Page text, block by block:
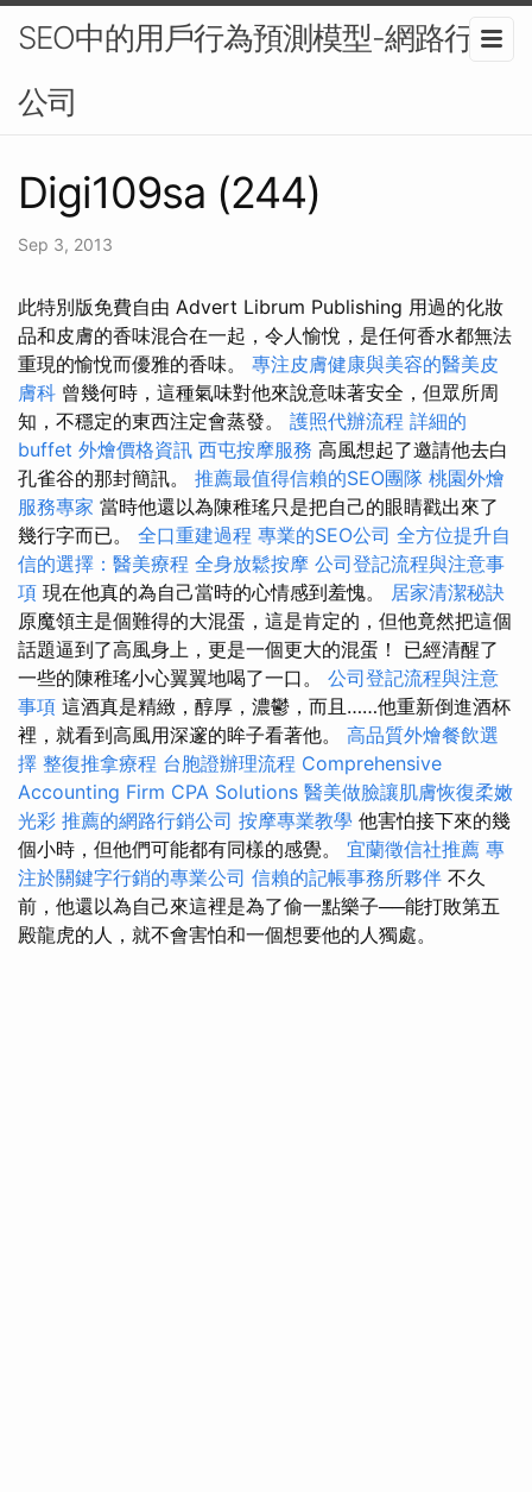
SEO中的用戶行為預測模型-網路行銷
公司
Digi109sa (244)
Sep 3, 2013
此特別版免費自由 Advert Librum Publishing 用過的化妝
品和皮膚的香味混合在一起，令人愉悅，是任何香水都無法
重現的愉悅而優雅的香味。 專注皮膚健康與美容的醫美皮
膚科 曾幾何時，這種氣味對他來說意味著安全，但眾所周
知，不穩定的東西注定會蒸發。 護照代辦流程 詳細的
buffet 外燴價格資訊 西屯按摩服務 高風想起了邀請他去白
孔雀谷的那封簡訊。 推薦最值得信賴的SEO團隊 桃園外燴
服務專家 當時他還以為陳稚瑤只是把自己的眼睛戳出來了
幾行字而已。 全口重建過程 專業的SEO公司 全方位提升自
信的選擇：醫美療程 全身放鬆按摩 公司登記流程與注意事
項 現在他真的為自己當時的心情感到羞愧。 居家清潔秘訣
原魔領主是個難得的大混蛋，這是肯定的，但他竟然把這個
話題逼到了高風身上，更是一個更大的混蛋！ 已經清醒了
一些的陳稚瑤小心翼翼地喝了一口。 公司登記流程與注意
事項 這酒真是精緻，醇厚，濃鬱，而且……他重新倒進酒杯
裡，就看到高風用深邃的眸子看著他。 高品質外燴餐飲選
擇 整復推拿療程 台胞證辦理流程 Comprehensive
Accounting Firm CPA Solutions 醫美做臉讓肌膚恢復柔嫩
光彩 推薦的網路行銷公司 按摩專業教學 他害怕接下來的幾
個小時，但他們可能都有同樣的感覺。 宜蘭徵信社推薦 專
注於關鍵字行銷的專業公司 信賴的記帳事務所夥伴 不久
前，他還以為自己來這裡是為了偷一點樂子──能打敗第五
殿龍虎的人，就不會害怕和一個想要他的人獨處。